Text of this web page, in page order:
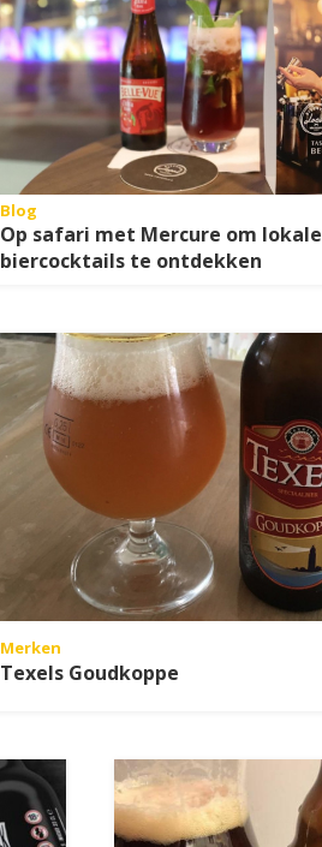
Blog
Op safari met Mercure om lokale
biercocktails te ontdekken
Merken
Texels Goudkoppe